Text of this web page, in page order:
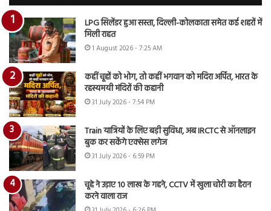
LPG सिलेंडर हुआ सस्ता, दिल्ली-कोलकाता समेत कई शहरों में
मिली राहत
1 August 2026 - 7:25 AM
कहीं चूहों को भोग, तो कहीं भगवान को मदिरा अर्पित, भारत के
रहस्यमयी मंदिरों की कहानी
31 July 2026 - 7:54 PM
Train यात्रियों के लिए बड़ी सुविधा, अब IRCTC से ऑनलाइन
बुक कर सकेंगे एक्सेस लगेज
31 July 2026 - 6:59 PM
चूहे ने उड़ाए 10 लाख के गहने, CCTV में खुला चोरी का हैरान
करने वाला राज